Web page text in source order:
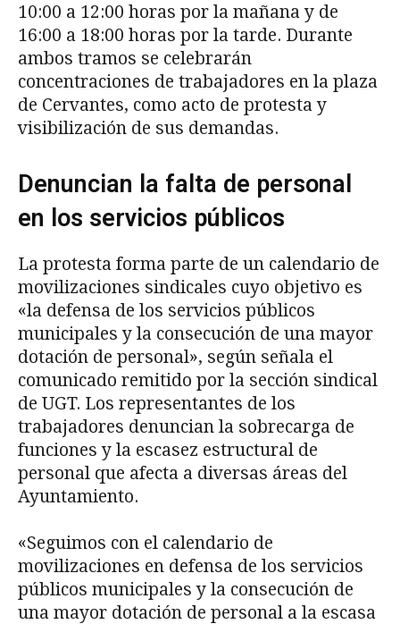
10:00 a 12:00 horas por la mañana y de
16:00 a 18:00 horas por la tarde. Durante
ambos tramos se celebrarán
concentraciones de trabajadores en la plaza
de Cervantes, como acto de protesta y
visibilización de sus demandas.
Denuncian la falta de personal
en los servicios públicos
La protesta forma parte de un calendario de
movilizaciones sindicales cuyo objetivo es
«la defensa de los servicios públicos
municipales y la consecución de una mayor
dotación de personal», según señala el
comunicado remitido por la sección sindical
de UGT. Los representantes de los
trabajadores denuncian la sobrecarga de
funciones y la escasez estructural de
personal que afecta a diversas áreas del
Ayuntamiento.
«Seguimos con el calendario de
movilizaciones en defensa de los servicios
públicos municipales y la consecución de
una mayor dotación de personal a la escasa